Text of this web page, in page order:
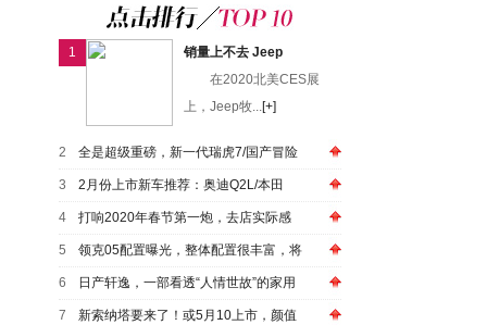
1
销量上不去 Jeep
在2020北美CES展
上，Jeep牧...[+]
2 全是超级重磅，新一代瑞虎7/国产冒险
3 2月份上市新车推荐：奥迪Q2L/本田
4 打响2020年春节第一炮，去店实际感
5 领克05配置曝光，整体配置很丰富，将
6 日产轩逸，一部看透“人情世故”的家用
7 新索纳塔要来了！或5月10上市，颜值